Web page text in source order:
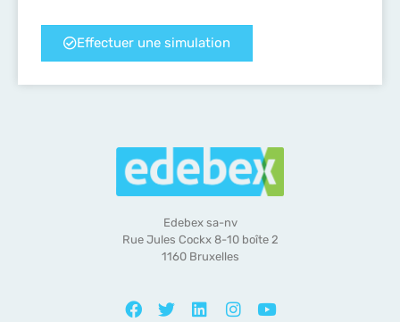
Effectuer une simulation
Edebex sa-nv
Rue Jules Cockx 8-10 boîte 2
1160 Bruxelles